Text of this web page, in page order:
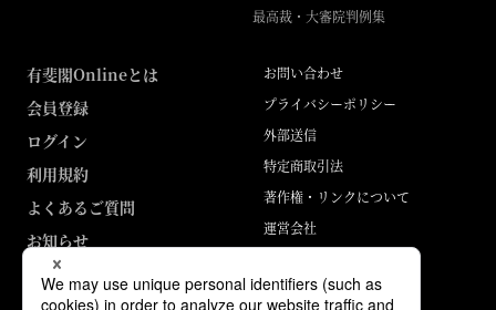
最高裁・大審院判例集
有斐閣Onlineとは
会員登録
ログイン
利用規約
よくあるご質問
お知らせ
お問い合わせ
プライバシーポリシー
外部送信
特定商取引法
著作権・リンクについて
運営会社